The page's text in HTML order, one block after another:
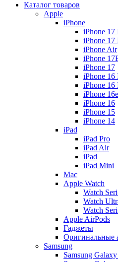
Каталог товаров
Apple
iPhone
iPhone 17
iPhone 17
iPhone Air
iPhone
iPhone 17
iPhone 16
iPhone 16
iPhone 16e
iPhone 16
iPhone 15
iPhone 14
iPad
iPad Pro
iPad Air
iPad
iPad Mini
Mac
Apple Watch
Watch
Watch
Watch
Apple AirPods
Гаджеты
Оригинальные
Samsung
Samsung